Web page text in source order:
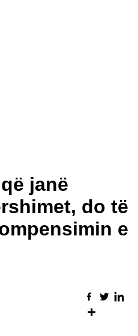
janë
do të
e